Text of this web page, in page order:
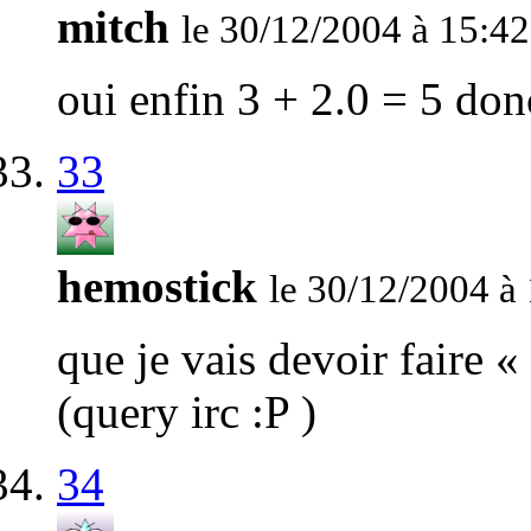
mitch le 30/12/2004 à 15:42
oui enfin 3 + 2.0 = 5
33
hemostick le 30/12/2004 à
que je vais devoir faire «
(query irc :P )
34